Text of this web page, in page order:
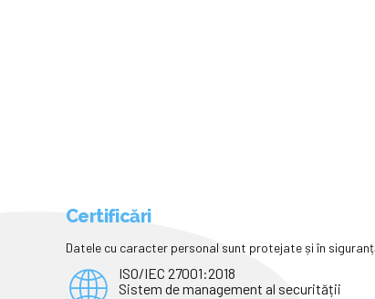
Certificări
Datele cu caracter personal sunt protejate și în
ISO/IEC 27001:2018
Sistem de management al securității